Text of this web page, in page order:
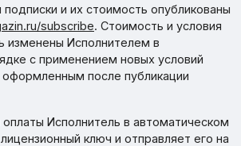
и их стоимость опубликованы
subscribe. Стоимость и условия
изменены Исполнителем в
с применением новых условий
оформленным после публикации
Исполнитель в автоматическом
ключ и отправляет его на